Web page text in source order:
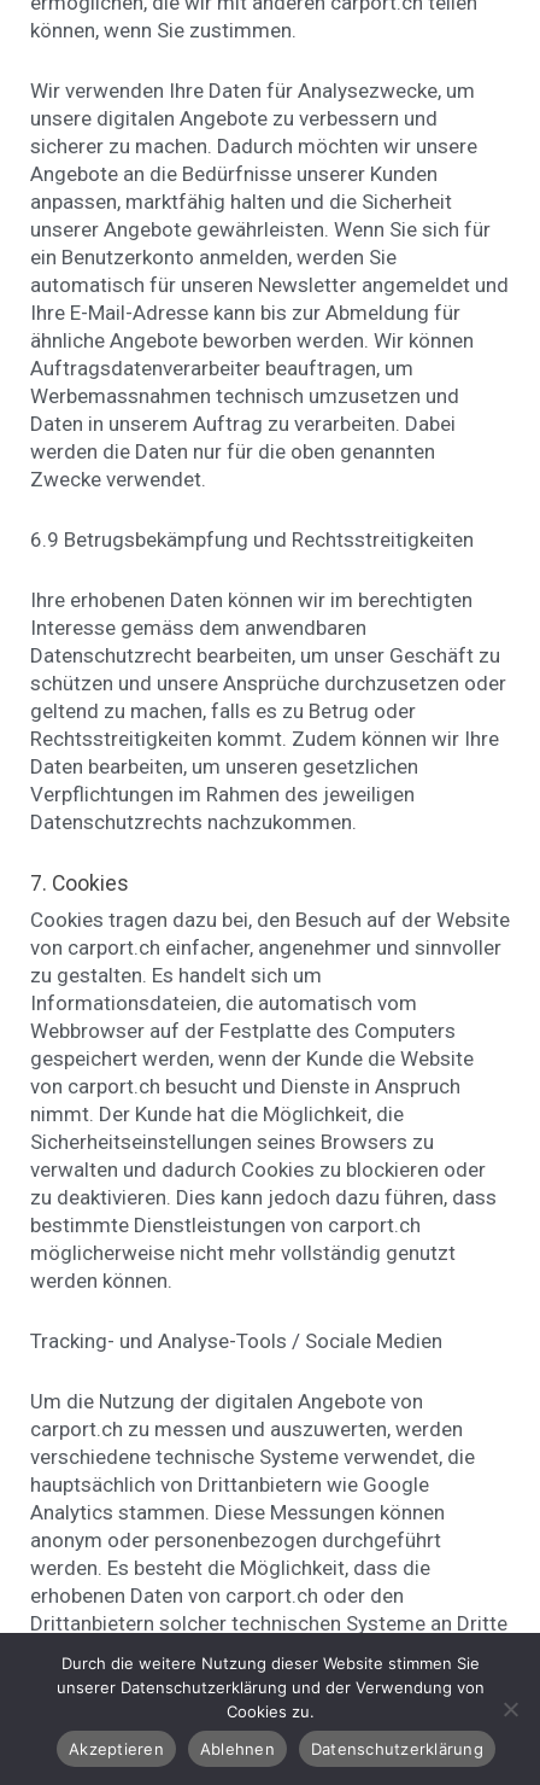
können, wenn Sie zustimmen.
Wir verwenden Ihre Daten für Analysezwecke, um
unsere digitalen Angebote zu verbessern und
sicherer zu machen. Dadurch möchten wir unsere
Angebote an die Bedürfnisse unserer Kunden
anpassen, marktfähig halten und die Sicherheit
unserer Angebote gewährleisten. Wenn Sie sich für
ein Benutzerkonto anmelden, werden Sie
automatisch für unseren Newsletter angemeldet und
Ihre E-Mail-Adresse kann bis zur Abmeldung für
ähnliche Angebote beworben werden. Wir können
Auftragsdatenverarbeiter beauftragen, um
Werbemassnahmen technisch umzusetzen und
Daten in unserem Auftrag zu verarbeiten. Dabei
werden die Daten nur für die oben genannten
Zwecke verwendet.
6.9 Betrugsbekämpfung und Rechtsstreitigkeiten
Ihre erhobenen Daten können wir im berechtigten
Interesse gemäss dem anwendbaren
Datenschutzrecht bearbeiten, um unser Geschäft zu
schützen und unsere Ansprüche durchzusetzen oder
geltend zu machen, falls es zu Betrug oder
Rechtsstreitigkeiten kommt. Zudem können wir Ihre
Daten bearbeiten, um unseren gesetzlichen
Verpflichtungen im Rahmen des jeweiligen
Datenschutzrechts nachzukommen.
7. Cookies
Cookies tragen dazu bei, den Besuch auf der Website
von carport.ch einfacher, angenehmer und sinnvoller
zu gestalten. Es handelt sich um
Informationsdateien, die automatisch vom
Webbrowser auf der Festplatte des Computers
gespeichert werden, wenn der Kunde die Website
von carport.ch besucht und Dienste in Anspruch
nimmt. Der Kunde hat die Möglichkeit, die
Sicherheitseinstellungen seines Browsers zu
verwalten und dadurch Cookies zu blockieren oder
zu deaktivieren. Dies kann jedoch dazu führen, dass
bestimmte Dienstleistungen von carport.ch
möglicherweise nicht mehr vollständig genutzt
werden können.
Tracking- und Analyse-Tools / Sociale Medien
Um die Nutzung der digitalen Angebote von
carport.ch zu messen und auszuwerten, werden
verschiedene technische Systeme verwendet, die
hauptsächlich von Drittanbietern wie Google
Analytics stammen. Diese Messungen können
anonym oder personenbezogen durchgeführt
werden. Es besteht die Möglichkeit, dass die
erhobenen Daten von carport.ch oder den
Drittanbietern solcher technischen Systeme an Dritte
im In- und Ausland weitergegeben werden. Das
bekannteste und am häufigsten verwendete
Analysetool ist Google Analytics, ein Dienst von
Google Inc. Dabei können die erfassten Daten
grundsätzlich an einen Server von Google in den USA
Durch die weitere Nutzung dieser Website stimmen Sie
unserer Datenschutzerklärung und der Verwendung von
Cookies zu.
Akzeptieren
Ablehnen Datenschutzerklärung